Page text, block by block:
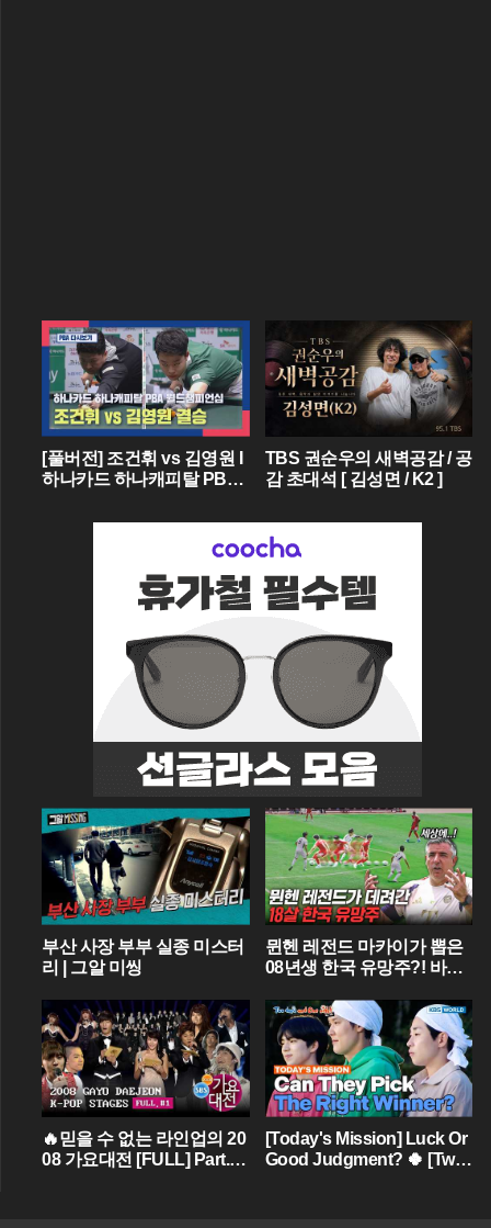
[풀버전] 조건휘 vs 김영원 I
하나카드 하나캐피탈 PBA
3.15 방송
TBS 권순우의 새벽공감 / 공
감 초대석 [ 김성면 / K2 ]
부산 사장 부부 실종 미스터
리 | 그알 미씽
뮌헨 레전드 마카이가 뽑은
08년생 한국 유망주?! 바이
4명이라니...
🔥믿을 수 없는 라인업의 20
08 가요대전 [FULL] Part.01
[Today's Mission] Luck Or
Good Judgment? 🍀 [Two